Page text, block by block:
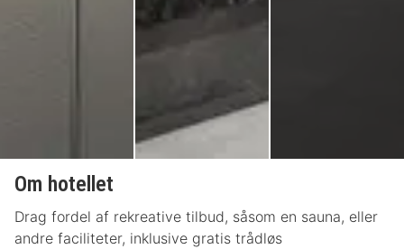
Om hotellet
Drag fordel af rekreative tilbud, såsom en sauna, eller
andre faciliteter, inklusive gratis trådløs